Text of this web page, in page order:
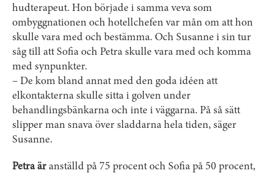
hudterapeut. Hon började i samma veva som
ombyggnationen och hotellchefen var mån om att hon
skulle vara med och bestämma. Och ­Susanne i sin tur
såg till att Sofia och Petra skulle vara med och komma
med synpunkter.
– De kom bland annat med den goda idéen att
elkontakterna skulle sitta i golven under
behandlingsbänkarna och inte i ­väggarna. På så sätt
slipper man snava över sladdarna hela tiden, säger
Susanne.
Petra äranställd på 75 procent och Sofia på 50 procent,